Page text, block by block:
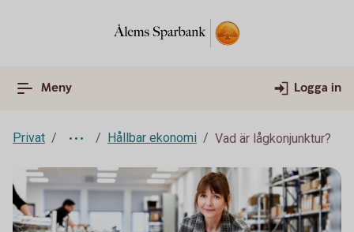
Meny Logga in
Privat Hållbar ekonomi Vad är lågkonjunktur?